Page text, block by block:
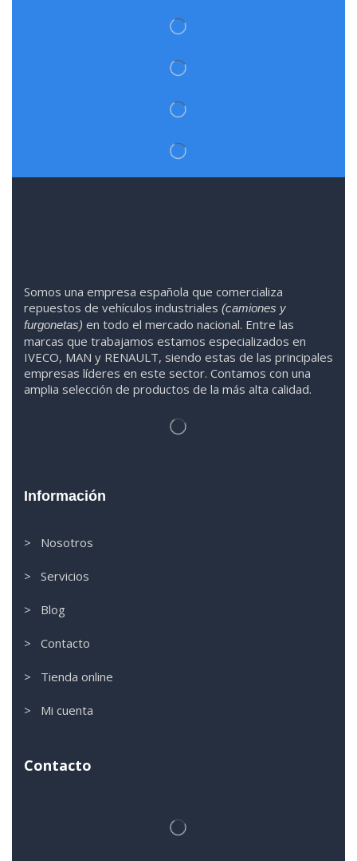
Somos una empresa española que comercializa
repuestos de vehículos industriales (camiones y
furgonetas) en todo el mercado nacional. Entre las
marcas que trabajamos estamos especializados en
IVECO, MAN y RENAULT, siendo estas de las principales
empresas líderes en este sector. Contamos con una
amplia selección de productos de la más alta calidad.
Información
> Nosotros
> Servicios
> Blog
> Contacto
> Tienda online
> Mi cuenta
Contacto